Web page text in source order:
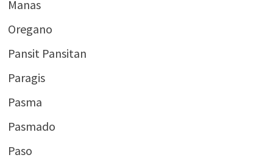
Manas
Oregano
Pansit Pansitan
Paragis
Pasma
Pasmado
Paso